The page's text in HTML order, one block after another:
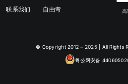
联系我们
自由弯
高
© Copyright 2012 – 2025 | All Rights
粤公网安备